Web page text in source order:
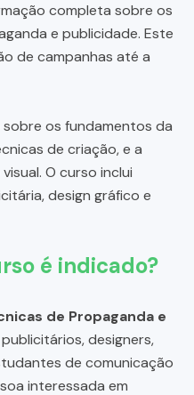
completa sobre os
e publicidade. Este
de campanhas até a
os fundamentos da
de criação, e a
O curso inclui
design gráfico e
é indicado?
de Propaganda e
designers,
de comunicação
interessada em